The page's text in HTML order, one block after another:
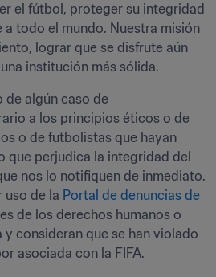
el fútbol, proteger su integridad
todo el mundo. Nuestra misión
lograr que se disfrute aún
institución más sólida.
de algún caso de
a los principios éticos o de
o de futbolistas que hayan
perjudica la integridad del
nos lo notifiquen de inmediato.
uso de la Portal de denuncias de
de los derechos humanos o
y consideran que se han violado
asociada con la FIFA.